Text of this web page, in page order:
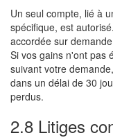
Un seul compte, lié à
spécifique, est
accordée sur
Si vos gains n'ont pas
suivant votre
dans un délai de 30
perdus.
2.8 Litiges